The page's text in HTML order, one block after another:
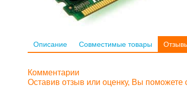
Описание Совместимые товары
Комментарии
Оставив отзыв или оценку, Вы